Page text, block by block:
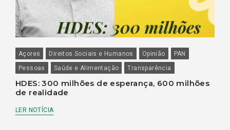
Açores Direitos Sociais e Humanos Opinião
PAN
Pessoas
Saúde e Alimentação Transparência
HDES: 300 milhões de esperança, 600 milhões
de realidade
LER NOTÍCIA